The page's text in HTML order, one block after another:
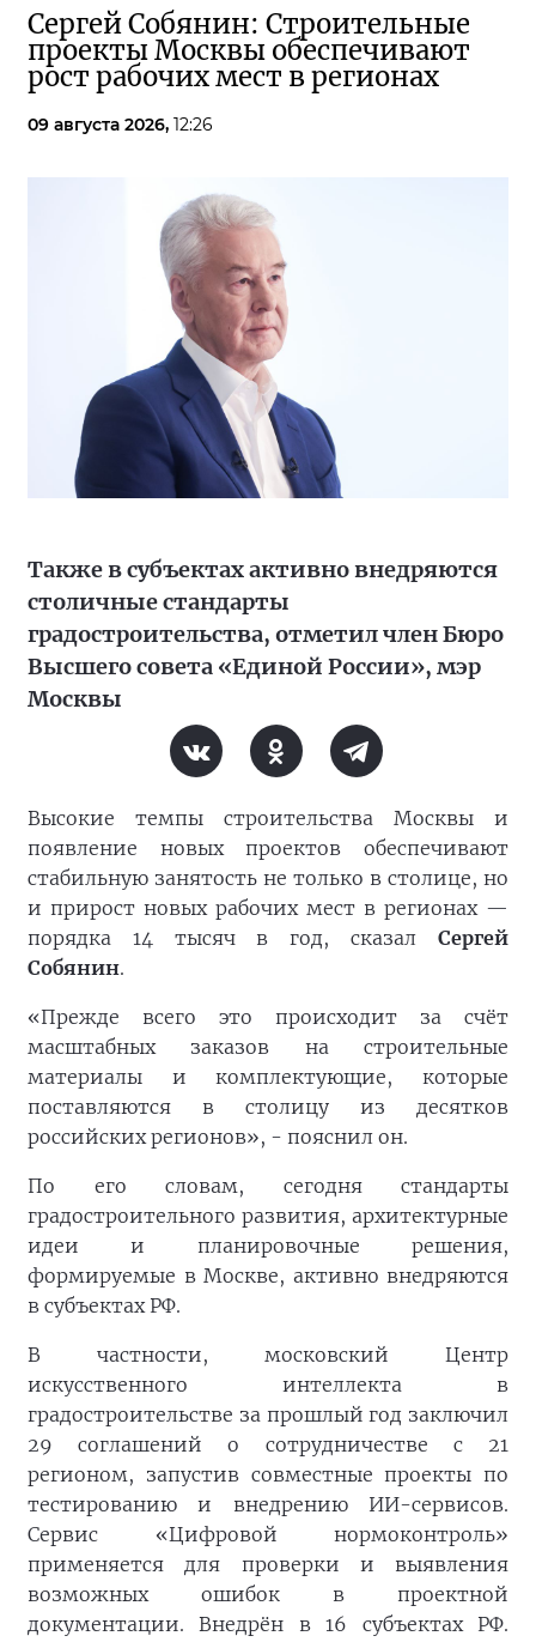
Сергей Собянин: Строительные
проекты Москвы обеспечивают
рост рабочих мест в регионах
09 августа 2026, 12:26
Также в субъектах активно внедряются
столичные стандарты
градостроительства, отметил член Бюро
Высшего совета «Единой России», мэр
Москвы
Высокие темпы строительства Москвы и
появление новых проектов обеспечивают
стабильную занятость не только в столице, но
и прирост новых рабочих мест в регионах —
порядка 14 тысяч в год, сказал Сергей
Собянин.
«Прежде всего это происходит за счёт
масштабных заказов на строительные
материалы и комплектующие, которые
поставляются в столицу из десятков
российских регионов», - пояснил он.
По его словам, сегодня стандарты
градостроительного развития, архитектурные
идеи и планировочные решения,
формируемые в Москве, активно внедряются
в субъектах РФ.
В частности, московский Центр
искусственного интеллекта в
градостроительстве за прошлый год заключил
29 соглашений о сотрудничестве с 21
регионом, запустив совместные проекты по
тестированию и внедрению ИИ-сервисов.
Сервис «Цифровой нормоконтроль»
применяется для проверки и выявления
возможных ошибок в проектной
документации. Внедрён в 16 субъектах РФ.